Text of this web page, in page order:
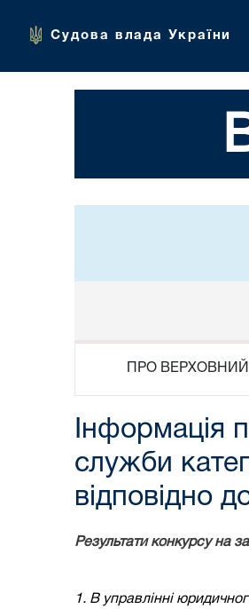
Судова влада України
ПРО
Інформація
служби
відповідно
Результати конкурсу на
1. В управлінні